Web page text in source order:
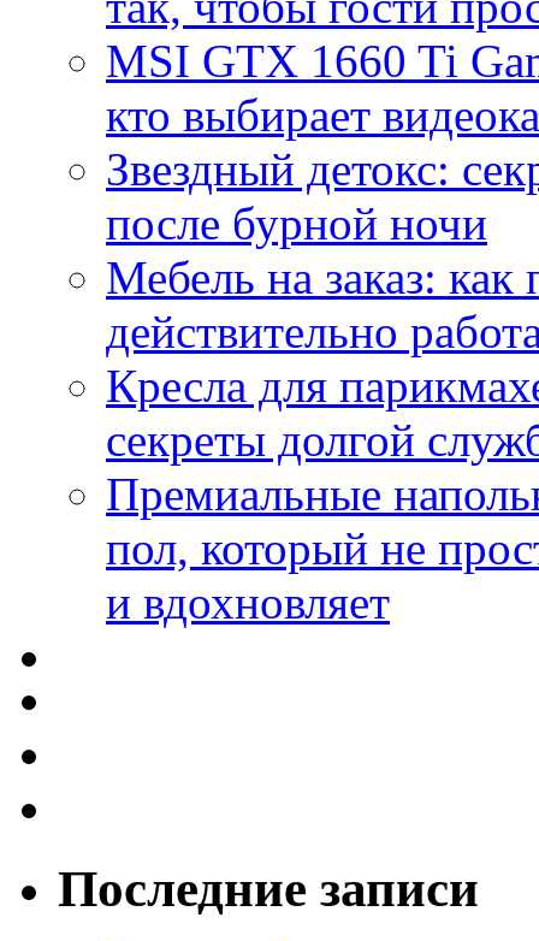
MSI GTX 1660 Ti
кто выбирает
Звездный детокс:
после бурной ночи
Мебель на заказ:
действительно
Кресла для
секреты долгой
Премиальные
пол, который не
и вдохновляет
Последние записи